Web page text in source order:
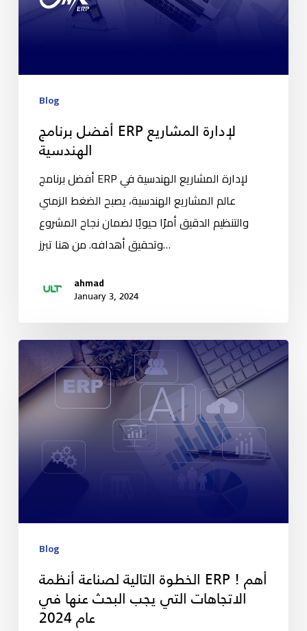
Blog
أفضل برنامج ERP لإدارة المشاريع
الهندسية
أفضل برنامج ERP لإدارة المشاريع الهندسية في
عالم المشاريع الهندسية، يصبح الضغط الزمني
والتنظيم الدقيق أمرًا حيويًا لضمان نجاح المشروع
وتحقيق أهدافه. من هنا تبرز…
ahmad
January 3, 2024
Blog
الخطوة التالية لصناعة أنظمة ERP ! أهم
الاتجاهات التي يجب البحث عنها في
عام 2024